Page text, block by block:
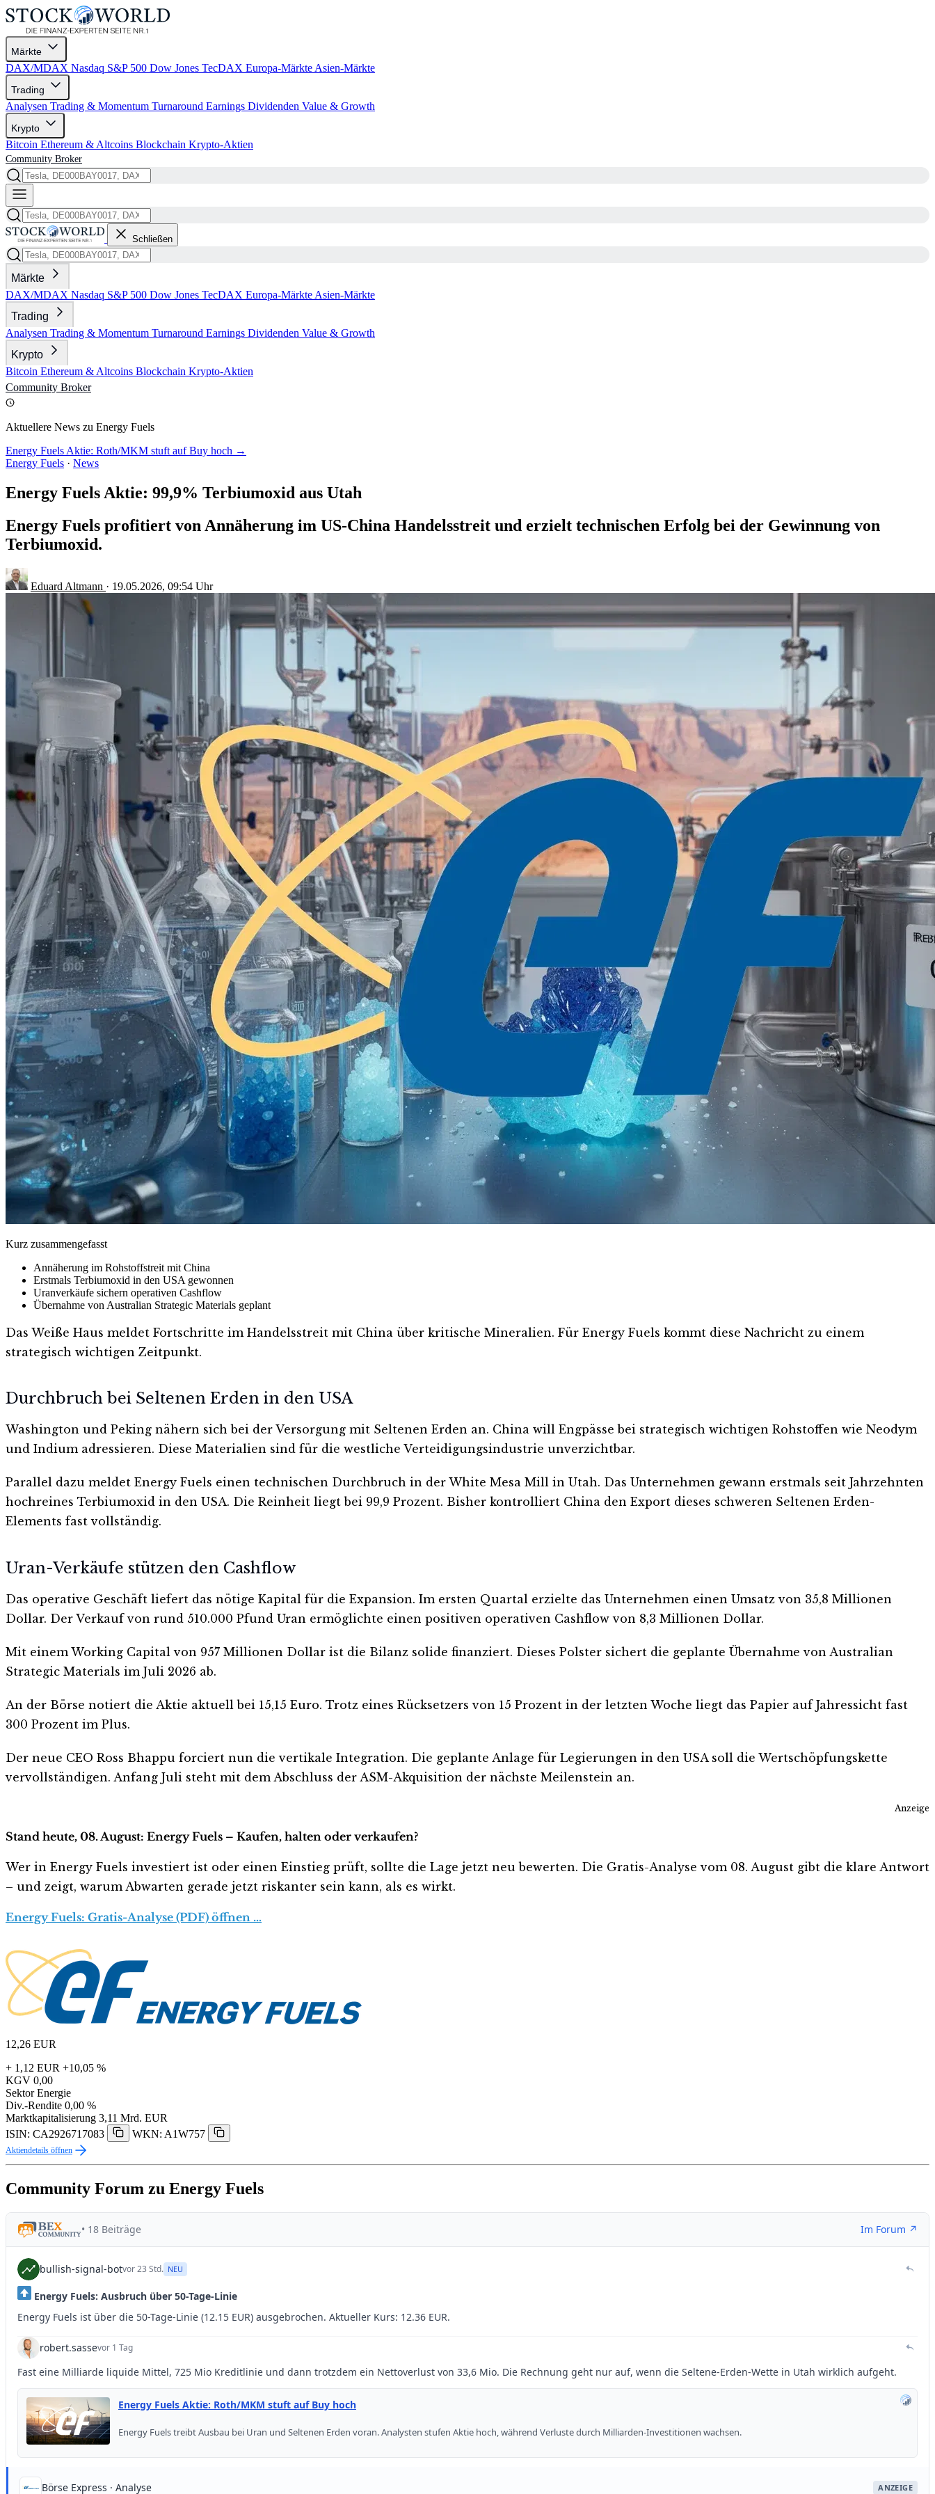
Märkte
DAX/MDAX Nasdaq S&P 500 Dow Jones TecDAX Europa-Märkte Asien-Märkte
Trading
Analysen Trading & Momentum Turnaround Earnings Dividenden Value & Growth
Krypto
Bitcoin Ethereum & Altcoins Blockchain Krypto-Aktien
Community Broker
Schließen
Märkte
DAX/MDAX Nasdaq S&P 500 Dow Jones TecDAX Europa-Märkte Asien-Märkte
Trading
Analysen Trading & Momentum Turnaround Earnings Dividenden Value & Growth
Krypto
Bitcoin Ethereum & Altcoins Blockchain Krypto-Aktien
Community Broker
Aktuellere News zu Energy Fuels
Energy Fuels Aktie: Roth/MKM stuft auf Buy hoch →
Energy Fuels · News
Energy Fuels Aktie: 99,9% Terbiumoxid aus Utah
Energy Fuels profitiert von Annäherung im US-China Handelsstreit und erzielt technischen Erfolg bei der Gewinnung von
Terbiumoxid.
Eduard Altmann · 19.05.2026, 09:54 Uhr
Kurz zusammengefasst
Annäherung im Rohstoffstreit mit China
Erstmals Terbiumoxid in den USA gewonnen
Uranverkäufe sichern operativen Cashflow
Übernahme von Australian Strategic Materials geplant
Das Weiße Haus meldet Fortschritte im Handelsstreit mit China über kritische Mineralien. Für Energy Fuels kommt diese Nachricht zu einem
strategisch wichtigen Zeitpunkt.
Durchbruch bei Seltenen Erden in den USA
Washington und Peking nähern sich bei der Versorgung mit Seltenen Erden an. China will Engpässe bei strategisch wichtigen Rohstoffen wie Neodym
und Indium adressieren. Diese Materialien sind für die westliche Verteidigungsindustrie unverzichtbar.
Parallel dazu meldet Energy Fuels einen technischen Durchbruch in der White Mesa Mill in Utah. Das Unternehmen gewann erstmals seit Jahrzehnten
hochreines Terbiumoxid in den USA. Die Reinheit liegt bei 99,9 Prozent. Bisher kontrolliert China den Export dieses schweren Seltenen Erden-
Elements fast vollständig.
Uran-Verkäufe stützen den Cashflow
Das operative Geschäft liefert das nötige Kapital für die Expansion. Im ersten Quartal erzielte das Unternehmen einen Umsatz von 35,8 Millionen
Dollar. Der Verkauf von rund 510.000 Pfund Uran ermöglichte einen positiven operativen Cashflow von 8,3 Millionen Dollar.
Mit einem Working Capital von 957 Millionen Dollar ist die Bilanz solide finanziert. Dieses Polster sichert die geplante Übernahme von Australian
Strategic Materials im Juli 2026 ab.
An der Börse notiert die Aktie aktuell bei 15,15 Euro. Trotz eines Rücksetzers von 15 Prozent in der letzten Woche liegt das Papier auf Jahressicht fast
300 Prozent im Plus.
Der neue CEO Ross Bhappu forciert nun die vertikale Integration. Die geplante Anlage für Legierungen in den USA soll die Wertschöpfungskette
vervollständigen. Anfang Juli steht mit dem Abschluss der ASM-Akquisition der nächste Meilenstein an.
Anzeige
Stand heute, 08. August: Energy Fuels – Kaufen, halten oder verkaufen?
Wer in Energy Fuels investiert ist oder einen Einstieg prüft, sollte die Lage jetzt neu bewerten. Die Gratis-Analyse vom 08. August gibt die klare Antwort
– und zeigt, warum Abwarten gerade jetzt riskanter sein kann, als es wirkt.
Energy Fuels: Gratis-Analyse (PDF) öffnen …
12,26 EUR
+ 1,12 EUR +10,05 %
KGV 0,00
Sektor Energie
Div.-Rendite 0,00 %
Marktkapitalisierung 3,11 Mrd. EUR
ISIN: CA2926717083
WKN: A1W757
Aktiendetails öffnen
Community Forum zu Energy Fuels